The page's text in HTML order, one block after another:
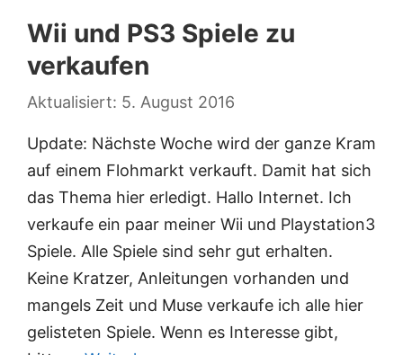
Wii und PS3 Spiele zu
verkaufen
5. August 2016
Update: Nächste Woche wird der ganze Kram
auf einem Flohmarkt verkauft. Damit hat sich
das Thema hier erledigt. Hallo Internet. Ich
verkaufe ein paar meiner Wii und Playstation3
Spiele. Alle Spiele sind sehr gut erhalten.
Keine Kratzer, Anleitungen vorhanden und
mangels Zeit und Muse verkaufe ich alle hier
gelisteten Spiele. Wenn es Interesse gibt,